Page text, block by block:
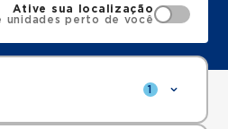
Ative sua localização
unidades perto de você
1